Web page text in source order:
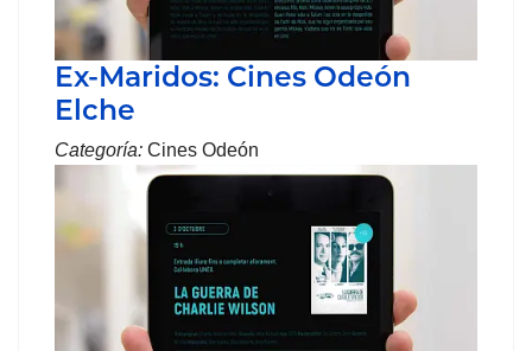
Ex-Maridos: Cines Odeón
Elche
Categoría: Cines Odeón